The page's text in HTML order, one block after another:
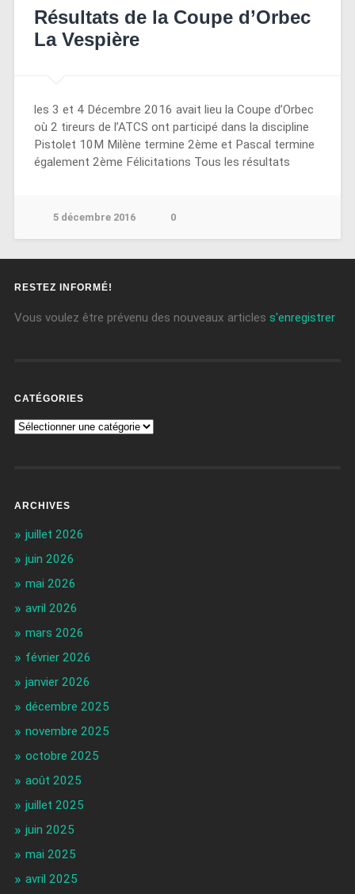
Résultats de la Coupe d’Orbec
La Vespière
les 3 et 4 Décembre 2016 avait lieu la Coupe d’Orbec
où 2 tireurs de l’ATCS ont participé dans la discipline
Pistolet 10M Milène termine 2ème et Pascal termine
également 2ème Félicitations Tous les résultats
5 décembre 2016 0
RESTEZ INFORMÉ!
Vous voulez être prévenu des nouveaux articles s'enregistrer
CATÉGORIES
ARCHIVES
juillet 2026
juin 2026
mai 2026
avril 2026
mars 2026
février 2026
janvier 2026
décembre 2025
novembre 2025
octobre 2025
août 2025
juillet 2025
juin 2025
mai 2025
avril 2025